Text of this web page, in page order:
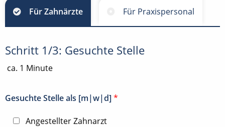
Für Zahnärzte Für Praxispersonal
Schritt 1/3: Gesuchte Stelle
ca. 1 Minute
Gesuchte Stelle als [m|w|d] *
Angestellter Zahnarzt